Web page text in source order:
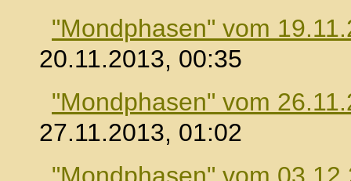
"Mondphasen" vom
20.11.2013, 00:35
"Mondphasen" vom
27.11.2013, 01:02